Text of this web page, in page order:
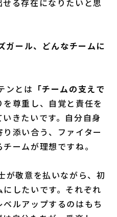
る存在になりたいと思
ガール、どんなチームに
ンとは 「チームの支えで
を尊重し、自覚と責任を
きたいです。自分自身
添い合う、ファイター
ームが理想ですね。
が敬意を払いながら、初
したいです。それぞれ
ルアップするのはもち